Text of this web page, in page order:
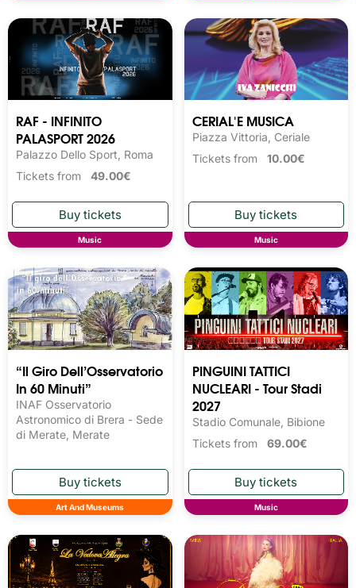
RAF - INFINITO
PALASPORT 2026
Palazzo Dello Sport, Roma
Tickets from 49.00€
Music
CERIAL'E MUSICA
Piazza Vittoria, Ceriale
Tickets from 10.00€
Music
“Il Giro Dell’Osservatorio
In 60 Minuti”
INAF Osservatorio
Astronomico di Brera - Sede
di Merate, Merate
Art And Museums
PINGUINI TATTICI
NUCLEARI - Tour Stadi
2027
Stadio Comunale, Bibione
Tickets from 69.00€
Music